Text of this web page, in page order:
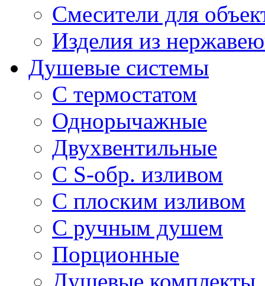
Смесители для
Изделия из
Душевые системы
С термостатом
Однорычажные
Двухвентильные
С S-обр. изливом
С плоским изливом
С ручным душем
Порционные